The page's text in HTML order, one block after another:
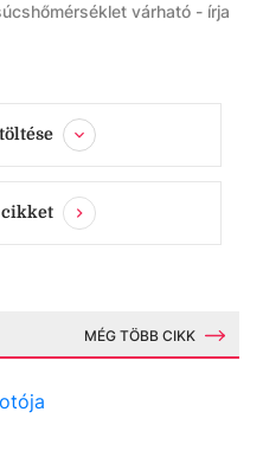
várható - írja
cikket
MÉG TÖBB CIKK